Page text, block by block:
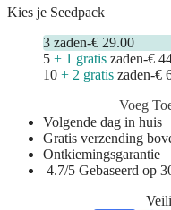
Kies je Seedpack
3 zaden-€ 29.00
5 + 1 gratis zaden-€
10 + 2 gratis zaden-€
Voeg
Volgende dag in huis
Gratis verzending
Ontkiemingsgarantie
4.7/5 Gebaseerd op